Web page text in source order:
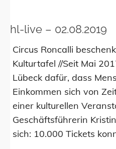
hl-live – 02.08.2019
Circus Roncalli
Kulturtafel //Seit Mai
Lübeck dafür, dass
Einkommen sich von
einer kulturellen
Geschäftsführerin
sich: 10.000 Tickets